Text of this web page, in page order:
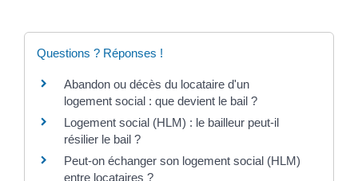
Questions ? Réponses !
Abandon ou décès du locataire d'un
logement social : que devient le bail ?
Logement social (HLM) : le bailleur peut-il
résilier le bail ?
Peut-on échanger son logement social (HLM)
entre locataires ?